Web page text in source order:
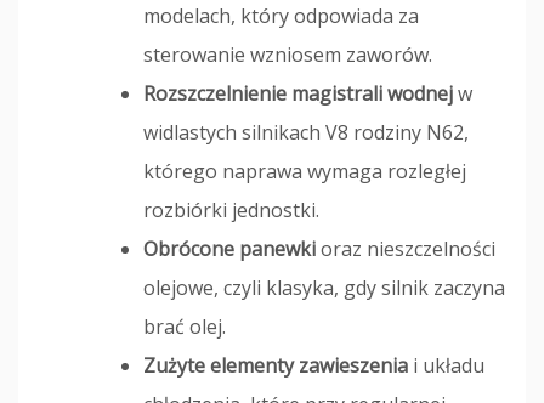
modelach, który odpowiada za
sterowanie wzniosem zaworów.
Rozszczelnienie magistrali wodnejw
widlastych silnikach V8 rodziny N62,
którego naprawa wymaga rozległej
rozbiórki jednostki.
Obrócone panewkioraz nieszczelności
olejowe, czyli klasyka, gdy silnik zaczyna
brać olej.
Zużyte elementy zawieszenia i układu